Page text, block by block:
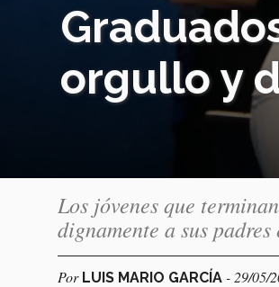
orgullo y
Los jóvenes que
dignamente a sus
Por LUIS MARIO GARCÍA - 29/05/